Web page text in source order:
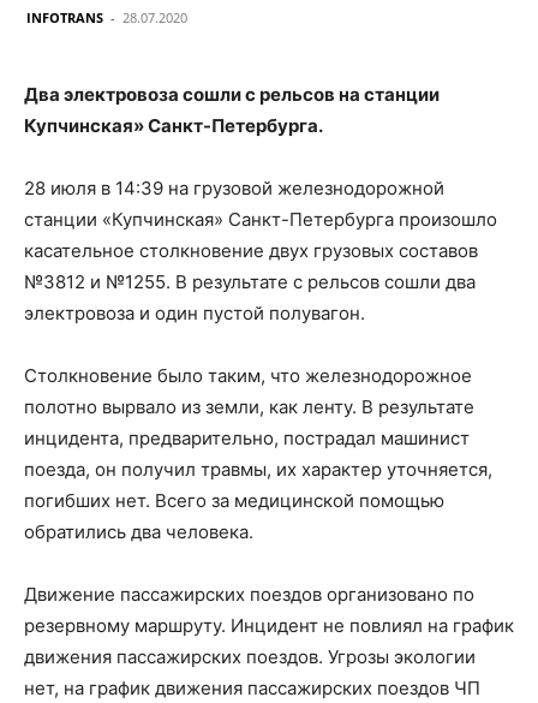
INFOTRANS - 28.07.2020
Два электровоза сошли с рельсов на станции
Купчинская» Санкт-Петербурга.
28 июля в 14:39 на грузовой железнодорожной
станции «Купчинская» Санкт-Петербурга произошло
касательное столкновение двух грузовых составов
№3812 и №1255. В результате с рельсов сошли два
электровоза и один пустой полувагон.
Столкновение было таким, что железнодорожное
полотно вырвало из земли, как ленту. В результате
инцидента, предварительно, пострадал машинист
поезда, он получил травмы, их характер уточняется,
погибших нет. Всего за медицинской помощью
обратились два человека.
Движение пассажирских поездов организовано по
резервному маршруту. Инцидент не повлиял на график
движения пассажирских поездов. Угрозы экологии
нет, на график движения пассажирских поездов ЧП